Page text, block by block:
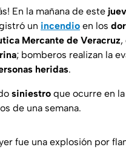
En la mañana de este
un incendio en los
Mercante de Veracruz,
; bomberos realizan la
heridas.
siniestro que ocurre en la
de una semana.
fue una explosión por